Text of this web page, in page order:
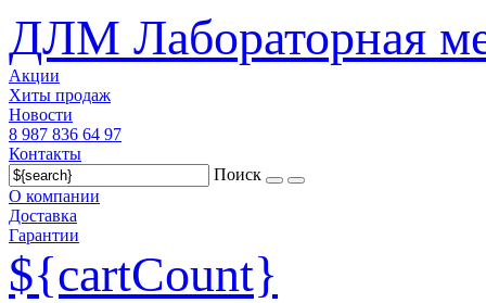
ДЛМ Лабораторная
Акции
Хиты продаж
Новости
8 987 836 64 97
Контакты
Поиск
О компании
Доставка
Гарантии
${cartCount}